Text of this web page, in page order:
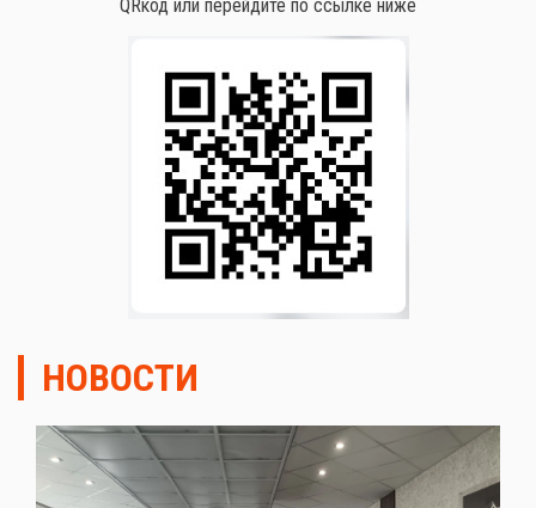
QRкод или перейдите по ссылке ниже
НОВОСТИ